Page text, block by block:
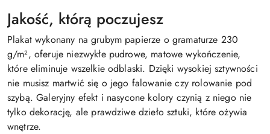
Jakość, którą poczujesz
Plakat wykonany na grubym papierze o gramaturze 230
g/m², oferuje niezwykłe pudrowe, matowe wykończenie,
które eliminuje wszelkie odblaski. Dzięki wysokiej sztywności
nie musisz martwić się o jego falowanie czy rolowanie pod
szybą. Galeryjny efekt i nasycone kolory czynią z niego nie
tylko dekorację, ale prawdziwe dzieło sztuki, które ożywia
wnętrze.